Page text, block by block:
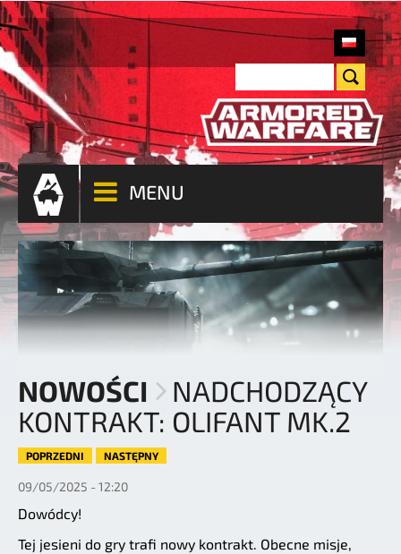
MENU
NOWOŚCI
NADCHODZĄCY
KONTRAKT: OLIFANT MK.2
POPRZEDNI NASTĘPNY
09/05/2025 - 12:20
Dowódcy!
Tej jesieni do gry trafi nowy kontrakt. Obecne misje,